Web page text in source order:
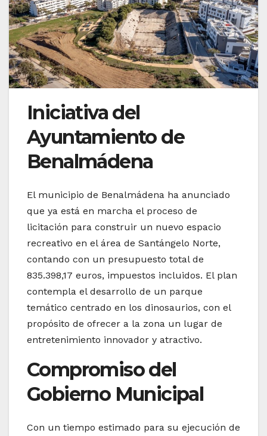
Iniciativa del
Ayuntamiento de
Benalmádena
El municipio de Benalmádena ha anunciado
que ya está en marcha el proceso de
licitación para construir un nuevo espacio
recreativo en el área de Santángelo Norte,
contando con un presupuesto total de
835.398,17 euros, impuestos incluidos. El plan
contempla el desarrollo de un parque
temático centrado en los dinosaurios, con el
propósito de ofrecer a la zona un lugar de
entretenimiento innovador y atractivo.
Compromiso del
Gobierno Municipal
Con un tiempo estimado para su ejecución de